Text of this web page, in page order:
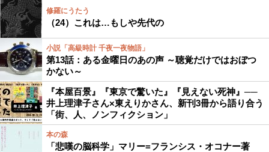
修羅にうたう
（24）これは…もしや先代の
小説「高級時計 千夜一夜物語」
第13話：ある金曜日のあの声 ～聴覚だけではおぼつ
かない～
『本屋百景』『東京で驚いた』『見えない死神』──
井上理津子さん×東えりかさん、新刊3冊から語り合う
「街、人、ノンフィクション」
本の森
「悲嘆の脳科学」マリー=フランシス・オコナー著